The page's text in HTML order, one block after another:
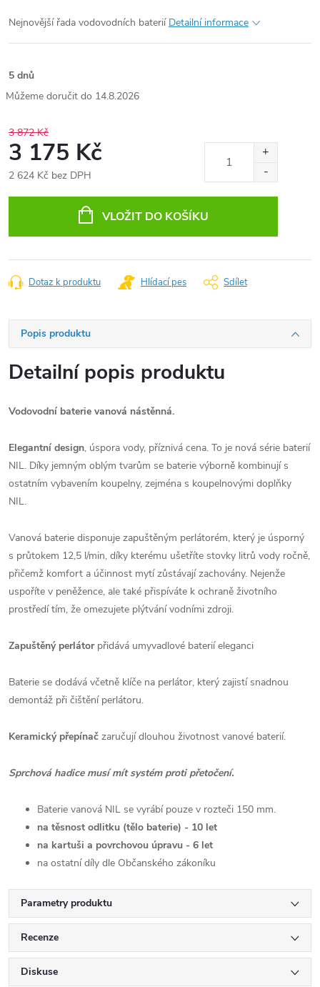
Nejnovější řada vodovodních baterií Detailní informace
5 dnů
14.8.2026
3 872 Kč
3 175 Kč
2 624 Kč bez DPH
VLOŽIT DO KOŠÍKU
Dotaz k produktu Hlídací pes Sdílet
Popis produktu
Detailní popis produktu
Vodovodní baterie vanová nástěnná.
Elegantní design, úspora vody, příznivá cena. To je nová série baterií
NIL. Díky jemným oblým tvarům se baterie výborně kombinují s
ostatním vybavením koupelny, zejména s koupelnovými doplňky
NIL.
Vanová baterie disponuje zapuštěným perlátorém, který je úsporný
s průtokem 12,5 l/min, díky kterému ušetříte stovky litrů vody ročně,
přičemž komfort a účinnost mytí zůstávají zachovány. Nejenže
uspoříte v peněžence, ale také přispíváte k ochraně životního
prostředí tím, že omezujete plýtvání vodními zdroji.
Zapuštěný perlátor přidává umyvadlové baterií eleganci
Baterie se dodává včetně klíče na perlátor, který zajistí snadnou
demontáž při čištění perlátoru.
Keramický přepínač zaručují dlouhou životnost vanové baterií.
Sprchová hadice musí mít systém proti přetočení.
Baterie vanová NIL se vyrábí pouze v rozteči 150 mm.
na těsnost odlitku (tělo baterie) - 10 let
na kartuši a povrchovou úpravu - 6 let
na ostatní díly dle Občanského zákoníku
Parametry produktu
Recenze
Diskuse